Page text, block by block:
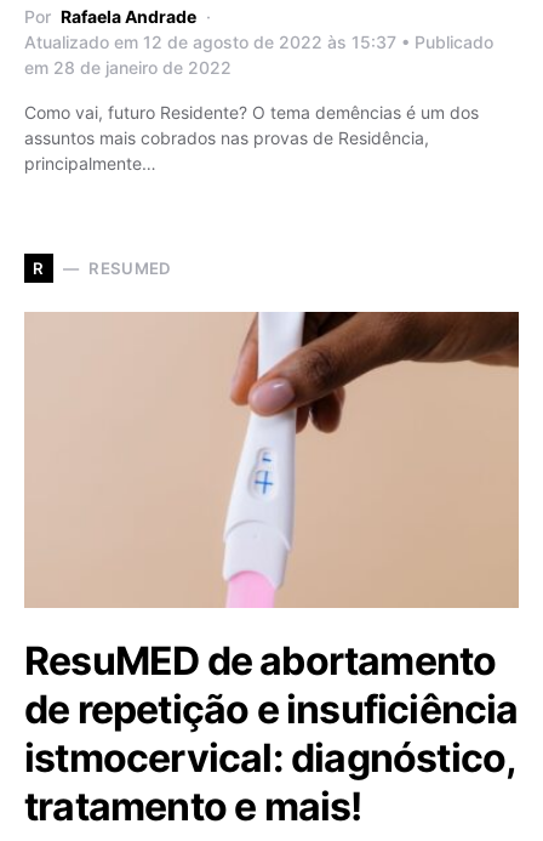
Por Rafaela Andrade
Atualizado em 12 de agosto de 2022 às 15:37 • Publicado
em 28 de janeiro de 2022
Como vai, futuro Residente? O tema demências é um dos
assuntos mais cobrados nas provas de Residência,
principalmente…
R RESUMED
ResuMED de abortamento
de repetição e insuficiência
istmocervical: diagnóstico,
tratamento e mais!